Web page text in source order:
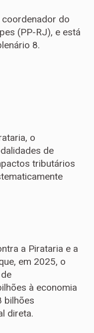
do
(PP-RJ), e está
8.
o
de
tributários
a Pirataria e a
em 2025, o
à economia
bilhões
direta.